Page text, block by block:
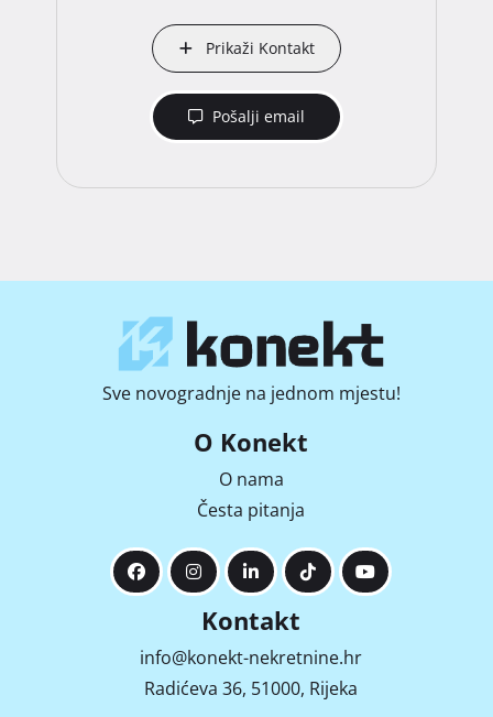
Prikaži Kontakt
Pošalji email
Sve novogradnje na jednom mjestu!
O Konekt
O nama
Česta pitanja
Kontakt
info@konekt-nekretnine.hr
Radićeva 36, 51000, Rijeka